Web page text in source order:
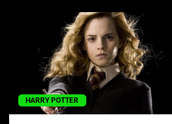
HARRY POTTER